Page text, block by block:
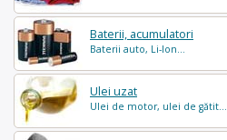
Baterii, acumulatori
Baterii auto, Li-Ion...
Ulei uzat
Ulei de motor, ulei de gătit...